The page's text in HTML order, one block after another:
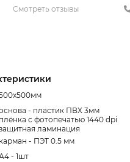
Смотреть отзывы
- пластик ПВХ 3мм
плёнка с фотопечатью 1440 dpi
ламинация
карман - ПЭТ 0.5 мм
- 1шт